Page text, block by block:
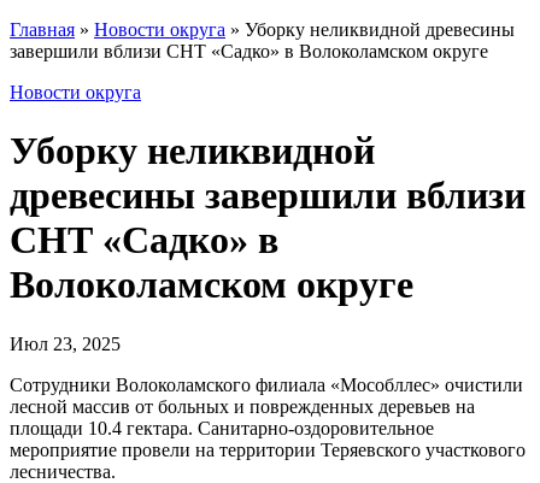
Главная » Новости округа » Уборку неликвидной древесины
завершили вблизи СНТ «Садко» в Волоколамском округе
Новости округа
Уборку неликвидной
древесины завершили вблизи
СНТ «Садко» в
Волоколамском округе
Июл 23, 2025
Сотрудники Волоколамского филиала «Мособллес» очистили
лесной массив от больных и поврежденных деревьев на
площади 10.4 гектара. Санитарно-оздоровительное
мероприятие провели на территории Теряевского участкового
лесничества.